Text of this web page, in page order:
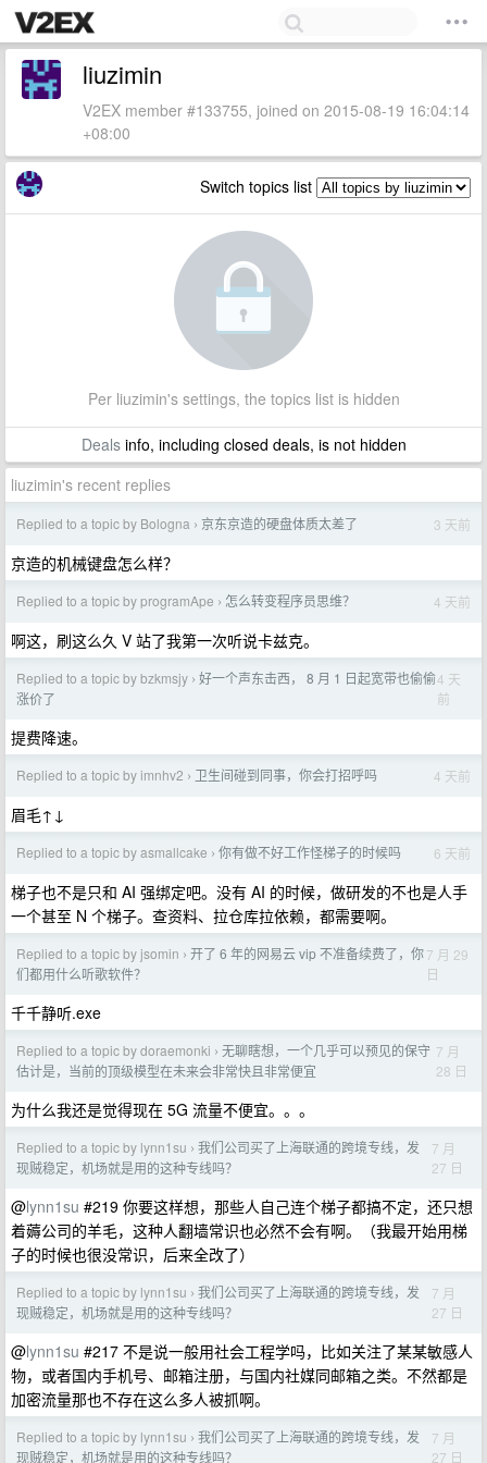
liuzimin
V2EX member #133755, joined on 2015-08-19 16:04:14
+08:00
Switch topics list
Per liuzimin's settings, the topics list is hidden
Dealsinfo, including closed deals, is not hidden
liuzimin's recent replies
Replied to a topic by Bologna › 京东京造的硬盘体质太差了 3 天前
京造的机械键盘怎么样？
Replied to a topic by programApe › 怎么转变程序员思维？ 4 天前
啊这，刷这么久 V 站了我第一次听说卡兹克。
Replied to a topic by bzkmsjy › 好一个声东击西， 8 月 1 日起宽带也偷偷
涨价了
4 天
前
提费降速。
Replied to a topic by imnhv2 › 卫生间碰到同事，你会打招呼吗 4 天前
眉毛↑↓
Replied to a topic by asmallcake › 你有做不好工作怪梯子的时候吗 6 天前
梯子也不是只和 AI 强绑定吧。没有 AI 的时候，做研发的不也是人手
一个甚至 N 个梯子。查资料、拉仓库拉依赖，都需要啊。
Replied to a topic by jsomin › 开了 6 年的网易云 vip 不准备续费了，你
们都用什么听歌软件？
7 月 29
日
千千静听.exe
Replied to a topic by doraemonki › 无聊瞎想，一个几乎可以预见的保守
估计是，当前的顶级模型在未来会非常快且非常便宜
7 月
28 日
为什么我还是觉得现在 5G 流量不便宜。。。
Replied to a topic by lynn1su › 我们公司买了上海联通的跨境专线，发
现贼稳定，机场就是用的这种专线吗？
7 月
27 日
@lynn1su #219 你要这样想，那些人自己连个梯子都搞不定，还只想
着薅公司的羊毛，这种人翻墙常识也必然不会有啊。（我最开始用梯
子的时候也很没常识，后来全改了）
Replied to a topic by lynn1su › 我们公司买了上海联通的跨境专线，发
现贼稳定，机场就是用的这种专线吗？
7 月
27 日
@lynn1su #217 不是说一般用社会工程学吗，比如关注了某某敏感人
物，或者国内手机号、邮箱注册，与国内社媒同邮箱之类。不然都是
加密流量那也不存在这么多人被抓啊。
Replied to a topic by lynn1su › 我们公司买了上海联通的跨境专线，发
现贼稳定，机场就是用的这种专线吗？
7 月
27 日